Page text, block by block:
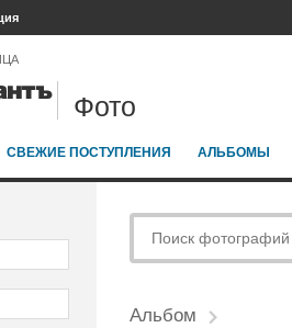
Фото
СВЕЖИЕ ПОСТУПЛЕНИЯ АЛЬБОМЫ
Альбом